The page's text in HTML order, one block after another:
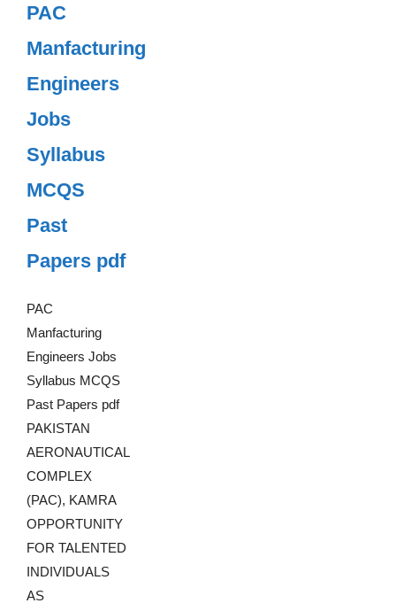
PAC
Manfacturing
Engineers
Jobs
Syllabus
MCQS
Past
Papers pdf
PAC
Manfacturing
Engineers Jobs
Syllabus MCQS
Past Papers pdf
PAKISTAN
AERONAUTICAL
COMPLEX
(PAC), KAMRA
OPPORTUNITY
FOR TALENTED
INDIVIDUALS
AS